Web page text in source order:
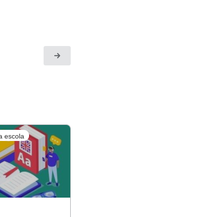
porque
perfis diversos
Encare as leituras
ou mundial.
escola